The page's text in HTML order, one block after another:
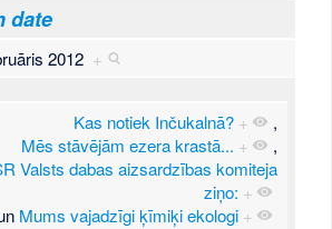
date
2012 +
Kas notiek Inčukalnā? +
,
Mēs stāvējām ezera krastā... +
,
Valsts dabas aizsardzības komiteja
ziņo: +
Mums vajadzīgi ķīmiķi ekologi +